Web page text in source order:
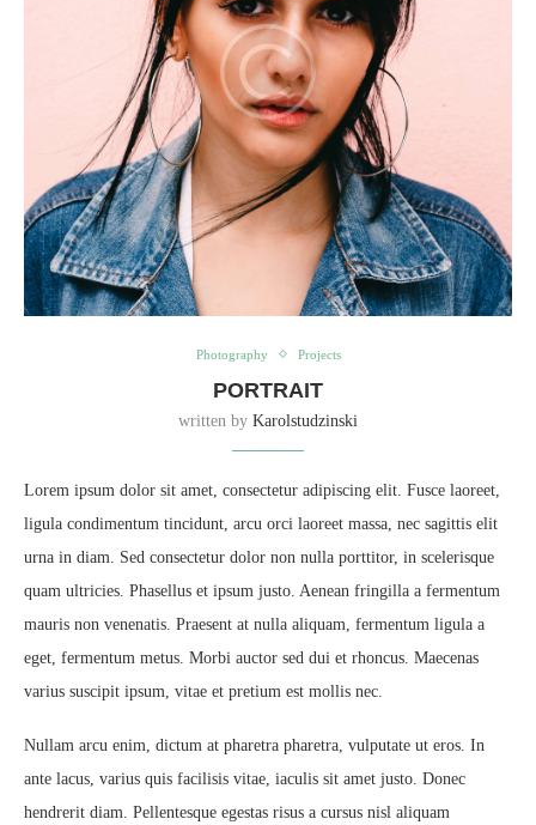
Photography Projects
PORTRAIT
written by Karolstudzinski
Lorem ipsum dolor sit amet, consectetur adipiscing elit. Fusce laoreet,
ligula condimentum tincidunt, arcu orci laoreet massa, nec sagittis elit
urna in diam. Sed consectetur dolor non nulla porttitor, in scelerisque
quam ultricies. Phasellus et ipsum justo. Aenean fringilla a fermentum
mauris non venenatis. Praesent at nulla aliquam, fermentum ligula a
eget, fermentum metus. Morbi auctor sed dui et rhoncus. Maecenas
varius suscipit ipsum, vitae et pretium est mollis nec.
Nullam arcu enim, dictum at pharetra pharetra, vulputate ut eros. In
ante lacus, varius quis facilisis vitae, iaculis sit amet justo. Donec
hendrerit diam. Pellentesque egestas risus a cursus nisl aliquam